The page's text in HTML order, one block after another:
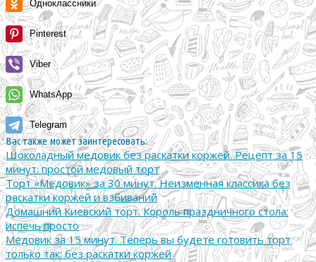
Одноклассники
Pinterest
Viber
WhatsApp
Telegram
Вас также может заинтересовать:
Шоколадный медовик без раскатки коржей. Рецепт за 15
минут: простой медовый торт
Торт «Медовик» за 30 минут. Неизменная классика без
раскатки коржей и взбиваний
Домашний Киевский торт. Король праздничного стола:
испечь просто
Медовик за 15 минут. Теперь вы будете готовить торт
только так: без раскатки коржей